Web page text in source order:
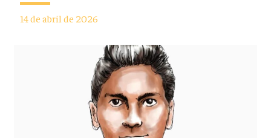
14 de abril de 2026